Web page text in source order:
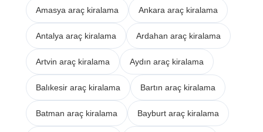
Amasya araç kiralama Ankara araç kiralama
Antalya araç kiralama Ardahan araç kiralama
Artvin araç kiralama Aydın araç kiralama
Balıkesir araç kiralama Bartın araç kiralama
Batman araç kiralama Bayburt araç kiralama